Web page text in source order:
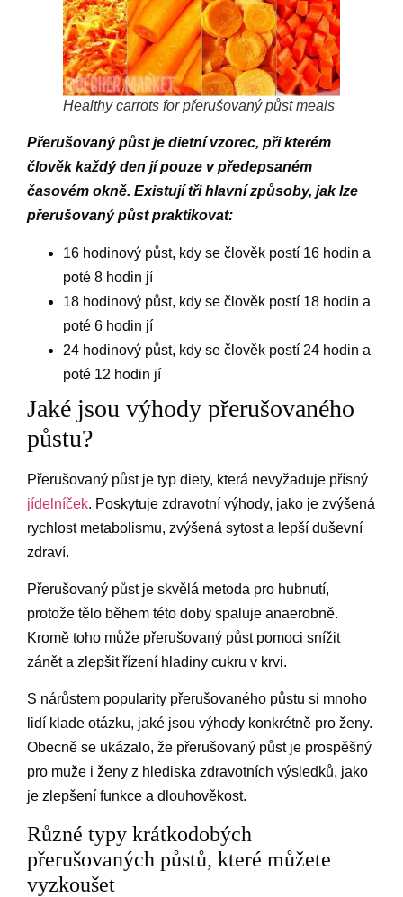
Healthy carrots for přerušovaný půst meals
Přerušovaný půst je dietní vzorec, při kterém
člověk každý den jí pouze v předepsaném
časovém okně. Existují tři hlavní způsoby, jak lze
přerušovaný půst praktikovat:
16 hodinový půst, kdy se člověk postí 16 hodin a
poté 8 hodin jí
18 hodinový půst, kdy se člověk postí 18 hodin a
poté 6 hodin jí
24 hodinový půst, kdy se člověk postí 24 hodin a
poté 12 hodin jí
Jaké jsou výhody přerušovaného
půstu?
Přerušovaný půst je typ diety, která nevyžaduje přísný
jídelníček. Poskytuje zdravotní výhody, jako je zvýšená
rychlost metabolismu, zvýšená sytost a lepší duševní
zdraví.
Přerušovaný půst je skvělá metoda pro hubnutí,
protože tělo během této doby spaluje anaerobně.
Kromě toho může přerušovaný půst pomoci snížit
zánět a zlepšit řízení hladiny cukru v krvi.
S nárůstem popularity přerušovaného půstu si mnoho
lidí klade otázku, jaké jsou výhody konkrétně pro ženy.
Obecně se ukázalo, že přerušovaný půst je prospěšný
pro muže i ženy z hlediska zdravotních výsledků, jako
je zlepšení funkce a dlouhověkost.
Různé typy krátkodobých
přerušovaných půstů, které můžete
vyzkoušet